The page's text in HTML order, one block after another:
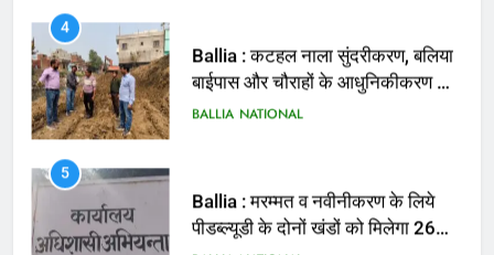
5
Ballia : मरम्मत व नवीनीकरण के लिये
पीडब्ल्यूडी के दोनों खंडों को मिलेगा 26
करोड़
BALLIA NATIONAL
6
Ballia : 110 फीट ऊंचे तिरंगे के सम्मान
में बलिया में निकला तिरंगा यात्रा